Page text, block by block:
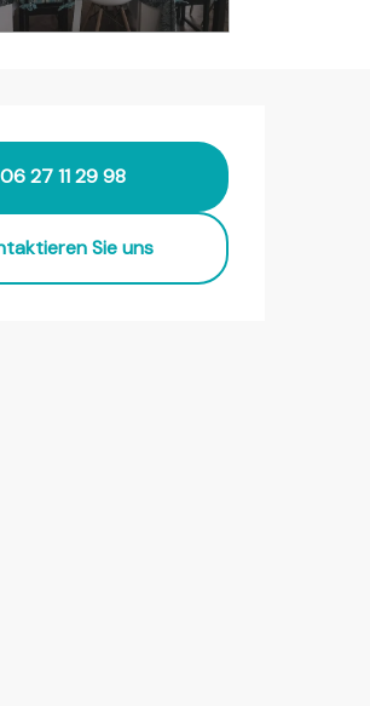
&
06 27 11 29 98
Sie uns